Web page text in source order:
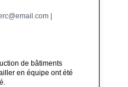
|
de bâtiments
en équipe ont été